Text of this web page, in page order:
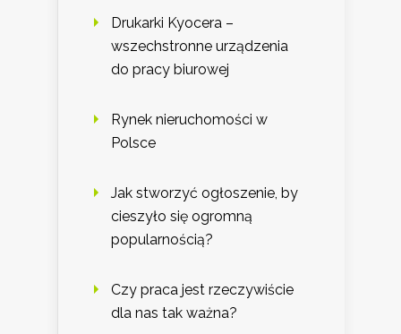
Drukarki Kyocera –
wszechstronne urządzenia
do pracy biurowej
Rynek nieruchomości w
Polsce
Jak stworzyć ogłoszenie, by
cieszyło się ogromną
popularnością?
Czy praca jest rzeczywiście
dla nas tak ważna?